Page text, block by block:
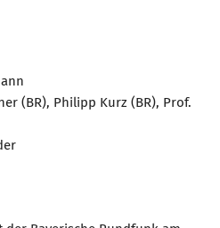
Clubs
(BR), Philipp Kurz (BR), Prof.